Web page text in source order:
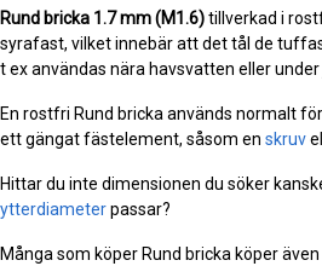
Rund bricka 1.7 mm (M1.6)tillverkad i
syrafast, vilket innebär att det tål de
t ex användas nära havsvatten eller under
En rostfri Rund bricka används normalt
ett gängat fästelement, såsom en skruv
Hittar du inte dimensionen du söker
ytterdiameterpassar?
Många som köper Rund bricka köper även